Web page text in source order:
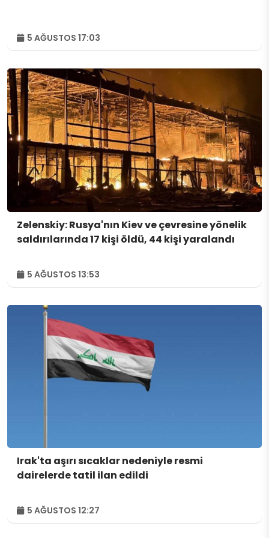
5 AĞUSTOS 17:03
Zelenskiy: Rusya'nın Kiev ve çevresine yönelik
saldırılarında 17 kişi öldü, 44 kişi yaralandı
5 AĞUSTOS 13:53
Irak'ta aşırı sıcaklar nedeniyle resmi
dairelerde tatil ilan edildi
5 AĞUSTOS 12:27